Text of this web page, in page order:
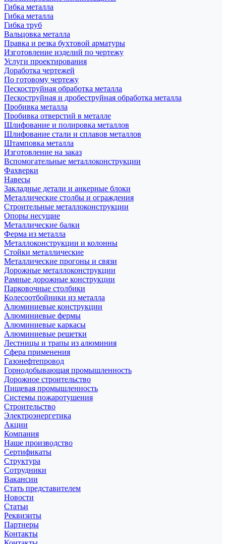
Гибка металла
Гибка металла
Гибка труб
Вальцовка металла
Правка и резка бухтовой арматуры
Изготовление изделий по чертежу
Услуги проектирования
Доработка чертежей
По готовому чертежу
Пескоструйная обработка металла
Пескоструйная и дробеструйная обработка металла
Пробивка металла
Пробивка отверстий в металле
Шлифование и полировка металлов
Шлифование стали и сплавов металлов
Штамповка металла
Изготовление на заказ
Вспомогательные металлоконструкции
Фахверки
Навесы
Закладные детали и анкерные блоки
Металлические столбы и ограждения
Строительные металлоконструкции
Опоры несущие
Металлические балки
Ферма из металла
Металлоконструкции и колонны
Стойки металлические
Металлические прогоны и связи
Дорожные металлоконструкции
Рамные дорожные конструкции
Парковочные столбики
Колесоотбойники из металла
Алюминиевые конструкции
Алюминиевые фермы
Алюминиевые каркасы
Алюминиевые решетки
Лестницы и трапы из алюминия
Сфера применения
Газонефтепровод
Горнодобывающая промышленность
Дорожное строительство
Пищевая промышленность
Системы пожаротушения
Строительство
Электроэнергетика
Акции
Компания
Наше производство
Сертификаты
Структура
Сотрудники
Вакансии
Стать представителем
Новости
Статьи
Реквизиты
Партнеры
Контакты